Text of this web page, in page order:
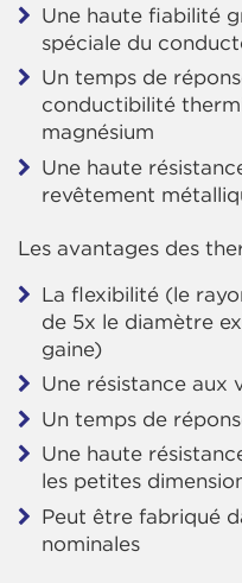
Une haute fiabilité
spéciale du
Un temps de
conductibilité
magnésium
Une haute
revêtement
Les avantages des
La flexibilité (le
de 5x le diamètre
gaine)
Une résistance aux
Un temps de
Une haute
les petites
Peut être fabriqué
nominales